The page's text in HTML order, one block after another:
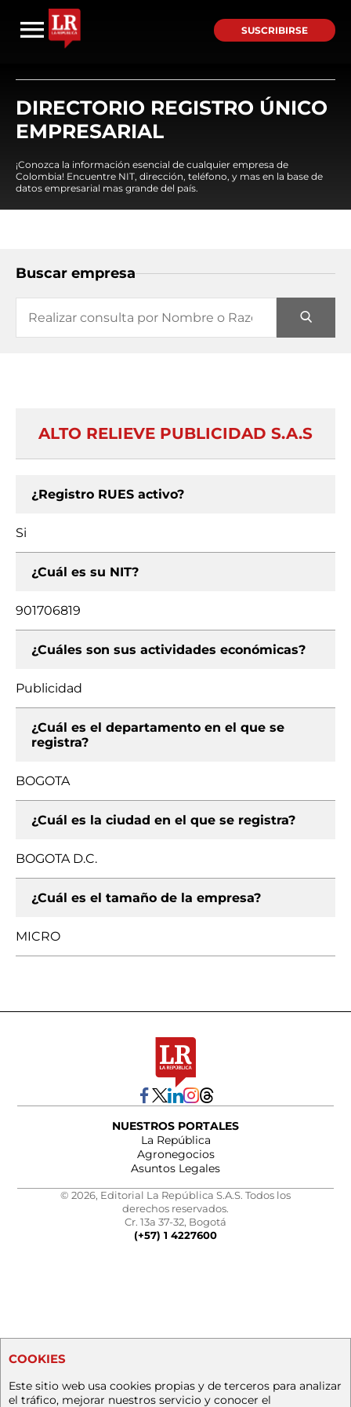
SUSCRIBIRSE
DIRECTORIO REGISTRO ÚNICO
EMPRESARIAL
¡Conozca la información esencial de cualquier empresa de
Colombia! Encuentre NIT, dirección, teléfono, y mas en la base de
datos empresarial mas grande del país.
Buscar empresa
ALTO RELIEVE PUBLICIDAD S.A.S
¿Registro RUES activo?
Si
¿Cuál es su NIT?
901706819
¿Cuáles son sus actividades económicas?
Publicidad
¿Cuál es el departamento en el que se
registra?
BOGOTA
¿Cuál es la ciudad en el que se registra?
BOGOTA D.C.
¿Cuál es el tamaño de la empresa?
MICRO
NUESTROS PORTALES
La República
Agronegocios
Asuntos Legales
© 2026, Editorial La República S.A.S. Todos los
derechos reservados.
Cr. 13a 37-32, Bogotá
(+57) 1 4227600
COOKIES
Este sitio web usa cookies propias y de terceros para analizar
el tráfico, mejorar nuestros servicio y conocer el